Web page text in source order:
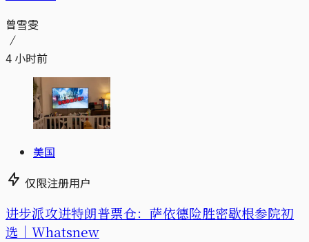
曾雪雯
4 小时前
美国
仅限注册用户
进步派攻进特朗普票仓：萨依德险胜密歇根参院初
选｜Whatsnew